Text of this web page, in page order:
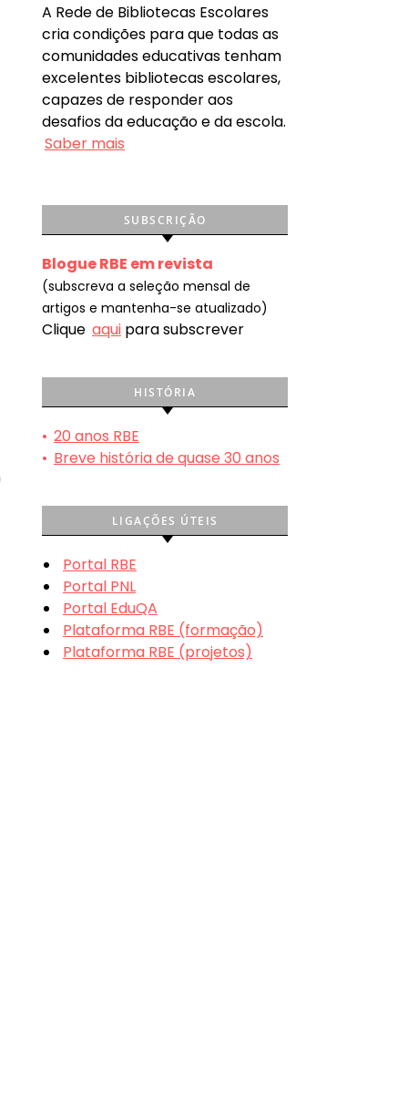
A Rede de Bibliotecas Escolares
cria condições para que todas as
comunidades educativas tenham
excelentes bibliotecas escolares,
capazes de responder aos
desafios da educação e da escola.
Saber mais
SUBSCRIÇÃO
Blogue RBE em revista
(subscreva a seleção mensal de
artigos e mantenha-se atualizado)
Clique aqui para subscrever
HISTÓRIA
• 20 anos RBE
• Breve história de quase 30 anos
LIGAÇÕES ÚTEIS
Portal RBE
Portal PNL
Portal EduQA
Plataforma RBE (formação)
Plataforma RBE (projetos)